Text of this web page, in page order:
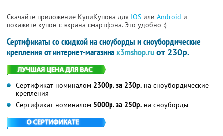
Скачайте приложение КупиКупона для IOS или Android и
покажите купон с экрана смартфона. Это удобно :)
Сертификаты со скидкой на сноуборды и сноубордические
крепления от интернет-магазинаx3mshop.ruот 230р.
Сертификат номиналом 2300р. за 230р. на сноубордические
крепления
Сертификат номиналом 5000р. за 250р. на сноуборды